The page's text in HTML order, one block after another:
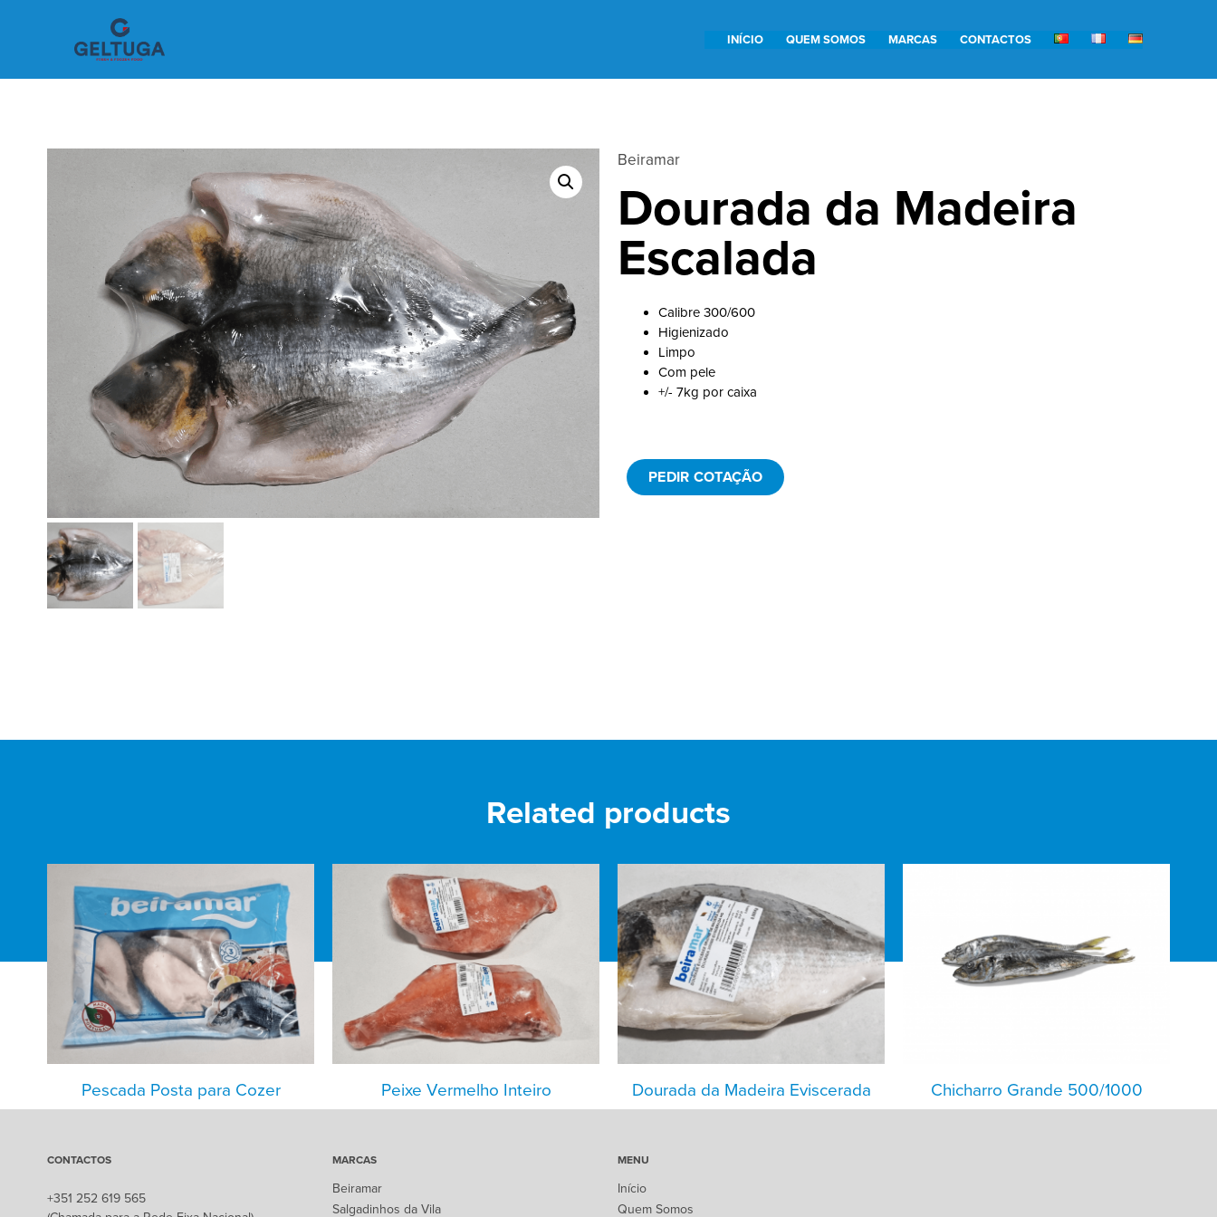
INÍCIO QUEM SOMOS MARCAS CONTACTOS
Beiramar
Dourada da Madeira
Escalada
Calibre 300/600
Higienizado
Limpo
Com pele
+/- 7kg por caixa
PEDIR COTAÇÃO
Related products
Pescada Posta para Cozer Peixe Vermelho Inteiro Dourada da Madeira Eviscerada Chicharro Grande 500/1000
CONTACTOS
+351 252 619 565
MARCAS
Beiramar
Salgadinhos da Vila
MENU
Início
Quem Somos